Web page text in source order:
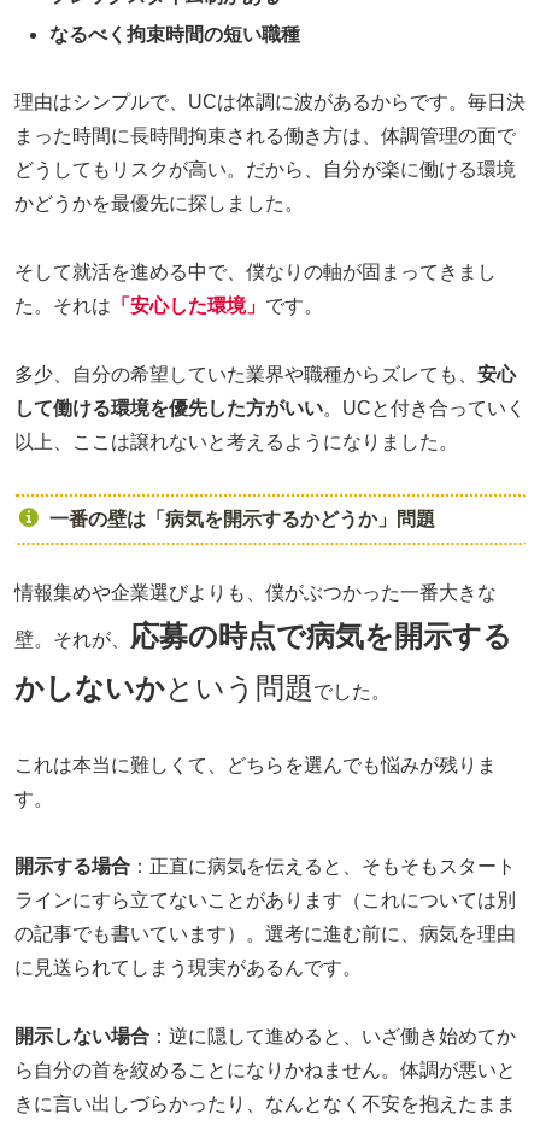
なるべく拘束時間の短い職種
理由はシンプルで、UCは体調に波があるからです。毎日決
まった時間に長時間拘束される働き方は、体調管理の面で
どうしてもリスクが高い。だから、自分が楽に働ける環境
かどうかを最優先に探しました。
そして就活を進める中で、僕なりの軸が固まってきまし
た。それは 「安心した環境」 です。
多少、自分の希望していた業界や職種からズレても、 安心
して働ける環境を優先した方がいい。UCと付き合っていく
以上、ここは譲れないと考えるようになりました。
一番の壁は「病気を開示するかどうか」問題
情報集めや企業選びよりも、僕がぶつかった一番大きな
壁。それが、
応募の時点で病気を開示する
かしないかという問題でした。
これは本当に難しくて、どちらを選んでも悩みが残りま
す。
開示する場合 ：正直に病気を伝えると、そもそもスタート
ラインにすら立てないことがあります（これについては別
の記事でも書いています）。選考に進む前に、病気を理由
に見送られてしまう現実があるんです。
開示しない場合 ：逆に隠して進めると、いざ働き始めてか
ら自分の首を絞めることになりかねません。体調が悪いと
きに言い出しづらかったり、なんとなく不安を抱えたまま